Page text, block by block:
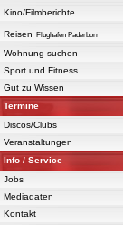
Kino/Filmberichte
Reisen Flughafen Paderborn
Wohnung suchen
Sport und Fitness
Gut zu Wissen
Termine
Discos/Clubs
Veranstaltungen
Info / Service
Jobs
Mediadaten
Kontakt